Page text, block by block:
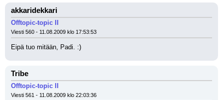
akkaridekkari
Offtopic-topic II
Viesti 560 - 11.08.2009 klo 17:53:53
Eipä tuo mitään, Padi. :)
Tribe
Offtopic-topic II
Viesti 561 - 11.08.2009 klo 22:03:36